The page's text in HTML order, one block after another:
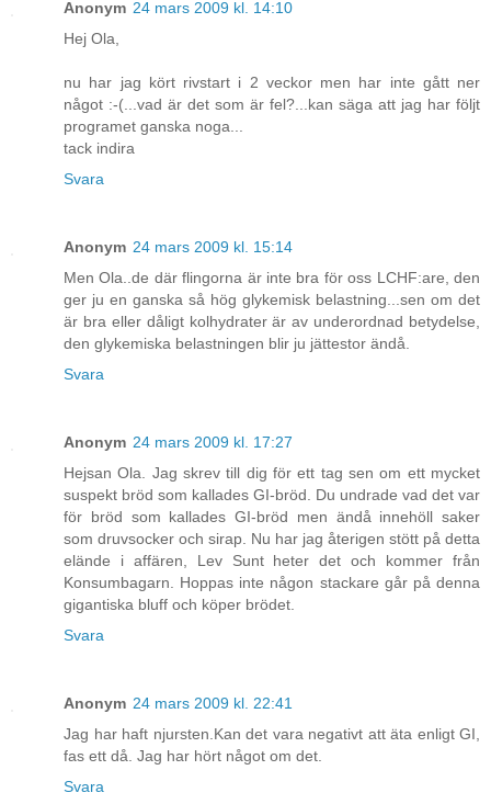
Anonym 24 mars 2009 kl. 14:10
Hej Ola,
nu har jag kört rivstart i 2 veckor men har inte gått ner
något :-(...vad är det som är fel?...kan säga att jag har följt
programet ganska noga...
tack indira
Svara
Anonym 24 mars 2009 kl. 15:14
Men Ola..de där flingorna är inte bra för oss LCHF:are, den
ger ju en ganska så hög glykemisk belastning...sen om det
är bra eller dåligt kolhydrater är av underordnad betydelse,
den glykemiska belastningen blir ju jättestor ändå.
Svara
Anonym 24 mars 2009 kl. 17:27
Hejsan Ola. Jag skrev till dig för ett tag sen om ett mycket
suspekt bröd som kallades GI-bröd. Du undrade vad det var
för bröd som kallades GI-bröd men ändå innehöll saker
som druvsocker och sirap. Nu har jag återigen stött på detta
elände i affären, Lev Sunt heter det och kommer från
Konsumbagarn. Hoppas inte någon stackare går på denna
gigantiska bluff och köper brödet.
Svara
Anonym 24 mars 2009 kl. 22:41
Jag har haft njursten.Kan det vara negativt att äta enligt GI,
fas ett då. Jag har hört något om det.
Svara